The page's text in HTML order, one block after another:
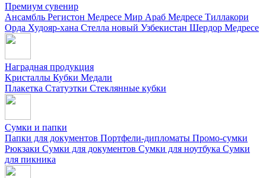
Премиум сувенир
Ансамбль Регистон Медресе Мир Араб Медресе Тиллакори
Орда Худояр-хана Стелла новый Узбекистан Шердор Медресе
Наградная продукция
Kристаллы Кубки Медали
Плакетка Статуэтки Стеклянные кубки
Сумки и папки
Папки для документов Портфели-дипломаты Промо-сумки
Рюкзаки Сумки для документов Сумки для ноутбука Сумки
для пикника